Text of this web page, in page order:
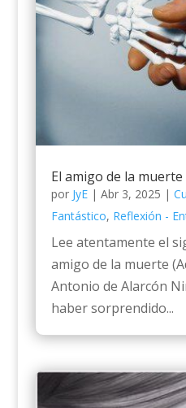
El amigo de la muerte
por JyE| Abr 3, 2025 |
Fantástico, Reflexión -
Lee atentamente el
amigo de la muerte
Antonio de Alarcón
haber sorprendido...